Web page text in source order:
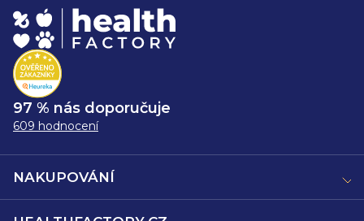
97 % nás doporučuje
609 hodnocení
NAKUPOVÁNÍ